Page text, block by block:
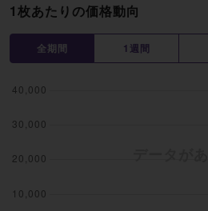
1枚あたりの価格動向
全期間 1週間